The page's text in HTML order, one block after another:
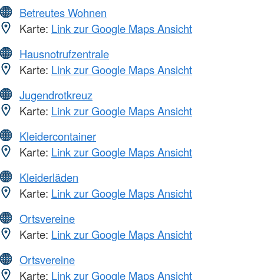
Betreutes Wohnen
Karte: Link zur Google Maps Ansicht
Hausnotrufzentrale
Karte: Link zur Google Maps Ansicht
Jugendrotkreuz
Karte: Link zur Google Maps Ansicht
Kleidercontainer
Karte: Link zur Google Maps Ansicht
Kleiderläden
Karte: Link zur Google Maps Ansicht
Ortsvereine
Karte: Link zur Google Maps Ansicht
Ortsvereine
Karte: Link zur Google Maps Ansicht